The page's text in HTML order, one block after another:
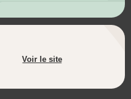
Voir le site